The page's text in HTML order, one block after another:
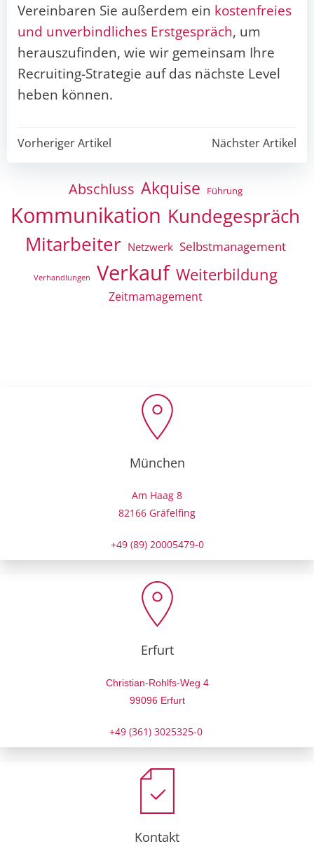
Vereinbaren Sie außerdem ein kostenfreies
und unverbindliches Erstgespräch, um
herauszufinden, wie wir gemeinsam Ihre
Recruiting-Strategie auf das nächste Level
heben können.
Post
navigation
Vorheriger Artikel
navigation
Nächster Artikel
Abschluss Akquise Führung
Kommunikation Kundegespräch
Mitarbeiter Netzwerk Selbstmanagement
Verhandlungen Verkauf Weiterbildung
Zeitmamagement
München
Am Haag 8
82166 Gräfelfing
+49 (89) 20005479-0
Erfurt
Christian-Rohlfs-Weg 4
99096 Erfurt
+49 (361) 3025325-0
Kontakt